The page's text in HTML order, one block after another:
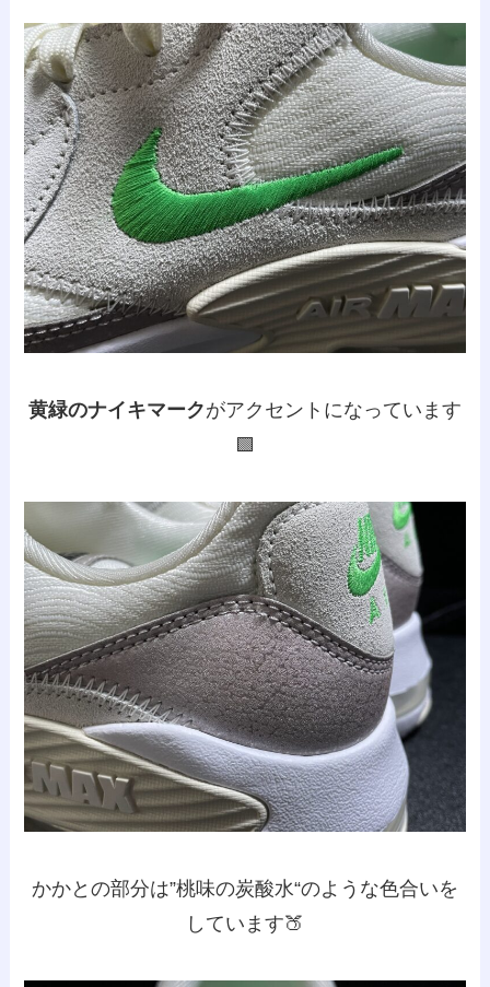
黄緑のナイキマークがアクセント になっています
🟩
かかとの部分は”桃味の炭酸水“のような色合いを
しています🍑